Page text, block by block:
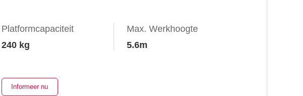
Platformcapaciteit
240 kg
Max. Werkhoogte
5.6m
Informeer nu